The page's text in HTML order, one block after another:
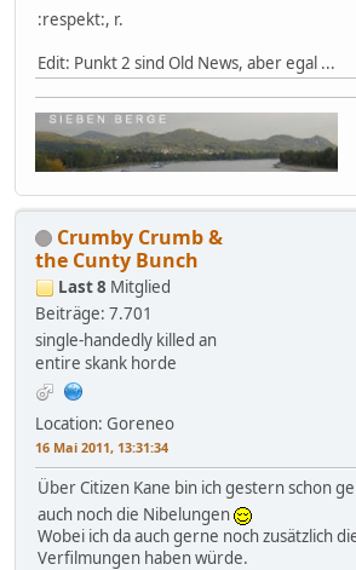
:respekt:, r.
Edit: Punkt 2 sind Old News, aber egal ...
Crumby Crumb &
the Cunty Bunch
Last 8 Mitglied
Beiträge: 7.701
single-handedly killed an
entire skank horde
Location: Goreneo
16 Mai 2011, 13:31:34
Über Citizen Kane bin ich gestern schon
auch noch die Nibelungen
Wobei ich da auch gerne noch zusätzlich
Verfilmungen haben würde.